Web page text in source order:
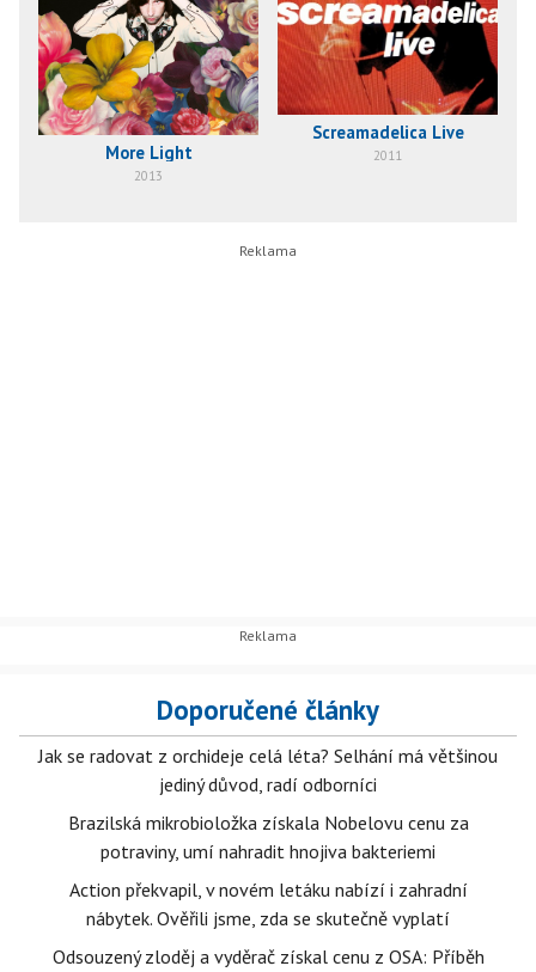
More Light
2013
Screamadelica Live
2011
Doporučené články
Jak se radovat z orchideje celá léta? Selhání má většinou
jediný důvod, radí odborníci
Brazilská mikrobioložka získala Nobelovu cenu za
potraviny, umí nahradit hnojiva bakteriemi
Action překvapil, v novém letáku nabízí i zahradní
nábytek. Ověřili jsme, zda se skutečně vyplatí
Odsouzený zloděj a vyděrač získal cenu z OSA: Příběh